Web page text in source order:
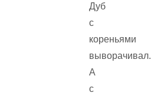
Дуб
с
кореньями
выворачивал.
А
с